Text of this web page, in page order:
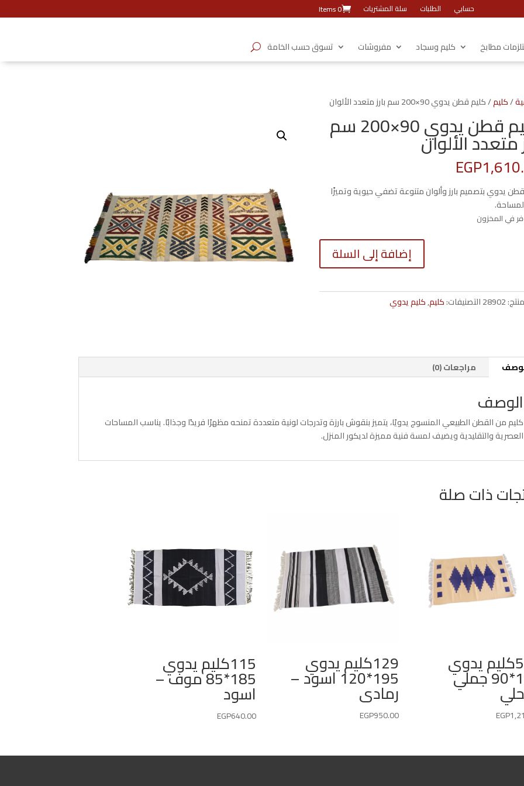
حسابي الطلبات سلة المشتريات 0 Items
مطابخ كليم وسجاد مفروشات تسوق حسب الخامة
/كليم/ كليم قطن يدوي 90×200 سم بارز متعدد الألوان
كليم قطن يدوي 90×200 سم
متعدد الألوان
EGP
يدوي بتصميم بارز وألوان متنوعة تضفي حيوية وتميزًا
كمية
قطن
إضافة إلى السلة
28902التصنيفات:كليم,كليم يدوي
مراجعات (0)
الوصف
كليم من القطن الطبيعي المنسوج يدويًا، يتميز بنقوش بارزة وتدرجات لونية متعددة تمنحه مظهرًا فريدًا وجذابًا. يناسب المساحات
العصرية والتقليدية ويضيف لمسة فنية مميزة لديكور المنزل.
ذات صلة
507كليم يدوي
150*90 جملي
EGP
129كليم يدوي
195*120 اسود –
رمادى
EGP950.00
115كليم يدوي
185*85 موف –
اسود
EGP640.00